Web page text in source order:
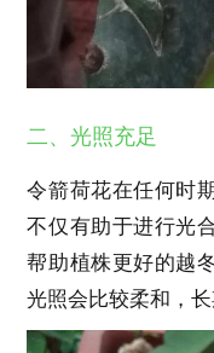
二、光照充足
令箭荷花在任何时
不仅有助于进行光
帮助植株更好的越
光照会比较柔和，